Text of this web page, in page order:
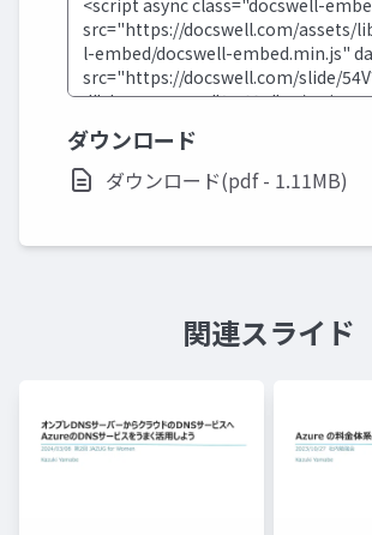
ダウンロード
ダウンロード(pdf - 1.11MB)
関連スライド